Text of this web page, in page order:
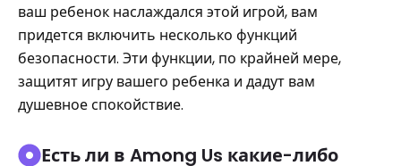
ваш ребенок наслаждался этой игрой, вам
придется включить несколько функций
безопасности. Эти функции, по крайней мере,
защитят игру вашего ребенка и дадут вам
душевное спокойствие.
Есть ли в Among Us какие-либо